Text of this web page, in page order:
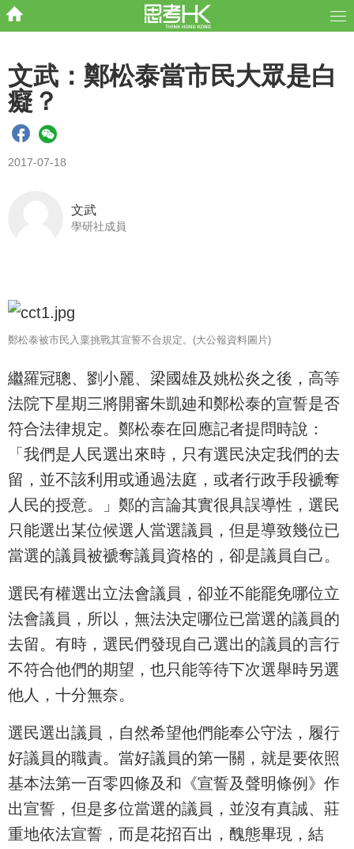
文武：鄭松泰當市民大眾是白
癡？
2017-07-18
文武
學研社成員
鄭松泰被市民入稟挑戰其宣誓不合規定。(大公報資料圖片)
繼羅冠聰、劉小麗、梁國雄及姚松炎之後，高等
法院下星期三將開審朱凱廸和鄭松泰的宣誓是否
符合法律規定。鄭松泰在回應記者提問時說：
「我們是人民選出來時，只有選民決定我們的去
留，並不該利用或通過法庭，或者行政手段褫奪
人民的授意。」鄭的言論其實很具誤導性，選民
只能選出某位候選人當選議員，但是導致幾位已
當選的議員被褫奪議員資格的，卻是議員自己。
選民有權選出立法會議員，卻並不能罷免哪位立
法會議員，所以，無法決定哪位已當選的議員的
去留。有時，選民們發現自己選出的議員的言行
不符合他們的期望，也只能等待下次選舉時另選
他人，十分無奈。
選民選出議員，自然希望他們能奉公守法，履行
好議員的職責。當好議員的第一關，就是要依照
基本法第一百零四條及和《宣誓及聲明條例》作
出宣誓，但是多位當選的議員，並沒有真誠、莊
重地依法宣誓，而是花招百出，醜態畢現，結